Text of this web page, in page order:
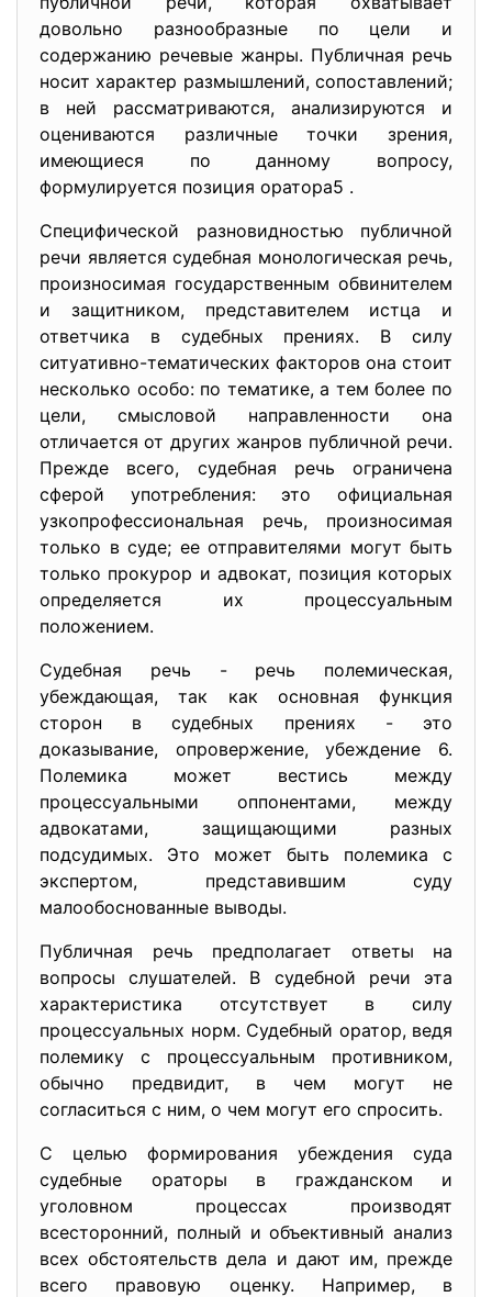
довольно разнообразные по цели и
содержанию речевые жанры. Публичная речь
носит характер размышлений, сопоставлений;
в ней рассматриваются, анализируются и
оцениваются различные точки зрения,
имеющиеся по данному вопросу,
формулируется позиция оратора5 .
Специфической разновидностью публичной
речи является судебная монологическая речь,
произносимая государственным обвинителем
и защитником, представителем истца и
ответчика в судебных прениях. В силу
ситуативно-тематических факторов она стоит
несколько особо: по тематике, а тем более по
цели, смысловой направленности она
отличается от других жанров публичной речи.
Прежде всего, судебная речь ограничена
сферой употребления: это официальная
узкопрофессиональная речь, произносимая
только в суде; ее отправителями могут быть
только прокурор и адвокат, позиция которых
определяется их процессуальным
положением.
Судебная речь - речь полемическая,
убеждающая, так как основная функция
сторон в судебных прениях - это
доказывание, опровержение, убеждение 6.
Полемика может вестись между
процессуальными оппонентами, между
адвокатами, защищающими разных
подсудимых. Это может быть полемика с
экспертом, представившим суду
малообоснованные выводы.
Публичная речь предполагает ответы на
вопросы слушателей. В судебной речи эта
характеристика отсутствует в силу
процессуальных норм. Судебный оратор, ведя
полемику с процессуальным противником,
обычно предвидит, в чем могут не
согласиться с ним, о чем могут его спросить.
С целью формирования убеждения суда
судебные ораторы в гражданском и
уголовном процессах производят
всесторонний, полный и объективный анализ
всех обстоятельств дела и дают им, прежде
всего правовую оценку. Например, в